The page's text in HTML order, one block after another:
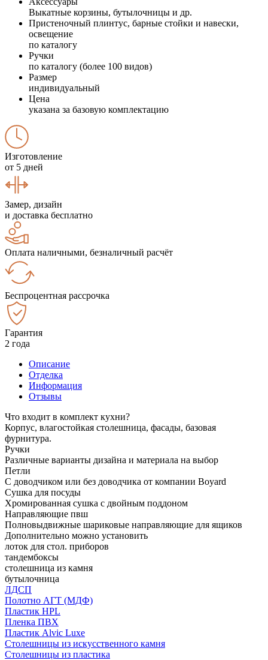
Выкатные корзины, бутылочницы и др.
Пристеночный плинтус, барные стойки и навески,
освещение
по каталогу
Ручки
по каталогу (более 100 видов)
Размер
индивидуальный
Цена
указана за базовую комплектацию
Изготовление
от 5 дней
Замер, дизайн
и доставка бесплатно
Оплата наличными, безналичный расчёт
Беспроцентная рассрочка
Гарантия
2 года
Описание
Отделка
Информация
Отзывы
Что входит в комплект кухни?
Корпус, влагостойкая столешница, фасады, базовая
фурнитура.
Ручки
Различные варианты дизайна и материала на выбор
Петли
С доводчиком или без доводчика от компании Boyard
Сушка для посуды
Хромированная сушка с двойным поддоном
Направляющие пвш
Полновыдвижные шариковые направляющие для ящиков
Дополнительно можно установить
лоток для стол. приборов
тандембоксы
столешница из камня
бутылочница
ЛДСП
Полотно АГТ (МДФ)
Пластик HPL
Пленка ПВХ
Пластик Alvic Luxe
Столешницы из искусственного камня
Столешницы из пластика